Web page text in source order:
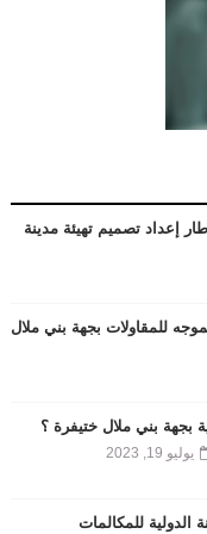
إعداد تصميم تهيئة مدينة
للمقاولات بجهة بني ملال
بجهة بني ملال ختيفرة ؟
يوليو 19, 2023
الدولية للمكالمات